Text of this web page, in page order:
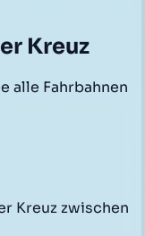
Kreuz
alle Fahrbahnen
Kreuz zwischen